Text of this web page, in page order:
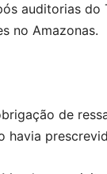
auditorias
no Amazonas.
de
havia